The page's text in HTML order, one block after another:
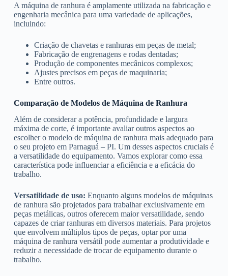
A máquina de ranhura é amplamente utilizada na fabricação e
engenharia mecânica para uma variedade de aplicações,
incluindo:
Criação de chavetas e ranhuras em peças de metal;
Fabricação de engrenagens e rodas dentadas;
Produção de componentes mecânicos complexos;
Ajustes precisos em peças de maquinaria;
Entre outros.
Comparação de Modelos de Máquina de Ranhura
Além de considerar a potência, profundidade e largura
máxima de corte, é importante avaliar outros aspectos ao
escolher o modelo de máquina de ranhura mais adequado para
o seu projeto em Parnaguá – PI. Um desses aspectos cruciais é
a versatilidade do equipamento. Vamos explorar como essa
característica pode influenciar a eficiência e a eficácia do
trabalho.
Versatilidade de uso: Enquanto alguns modelos de máquinas
de ranhura são projetados para trabalhar exclusivamente em
peças metálicas, outros oferecem maior versatilidade, sendo
capazes de criar ranhuras em diversos materiais. Para projetos
que envolvem múltiplos tipos de peças, optar por uma
máquina de ranhura versátil pode aumentar a produtividade e
reduzir a necessidade de trocar de equipamento durante o
trabalho.